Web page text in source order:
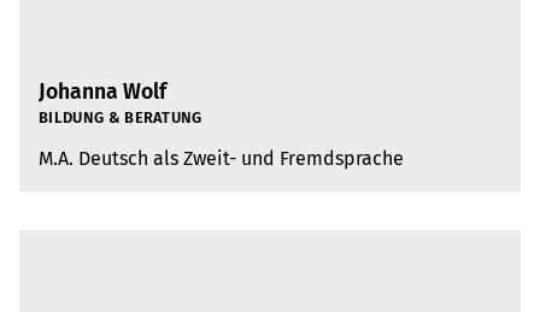
Johanna Wolf
BIL­DUNG & BERA­TUNG
M.A. Deutsch als Zweit- und Fremd­spra­che